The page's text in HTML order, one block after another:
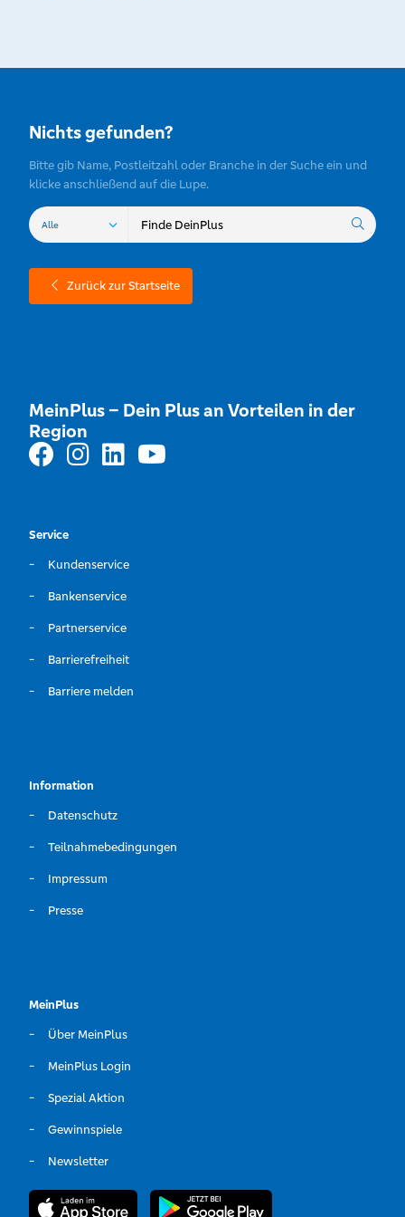
Nichts gefunden?
Bitte gib Name, Postleitzahl oder Branche in der Suche ein und
klicke anschließend auf die Lupe.
Zurück zur Startseite
MeinPlus – Dein Plus an Vorteilen in der
Region
Service
Kundenservice
Bankenservice
Partnerservice
Barrierefreiheit
Barriere melden
Information
Datenschutz
Teilnahmebedingungen
Impressum
Presse
MeinPlus
Über MeinPlus
MeinPlus Login
Spezial Aktion
Gewinnspiele
Newsletter